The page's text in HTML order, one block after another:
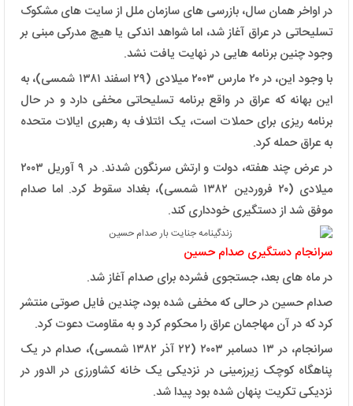
در اواخر همان سال، بازرسی های سازمان ملل از سایت های مشکوک
تسلیحاتی در عراق آغاز شد، اما شواهد اندکی یا هیچ مدرکی مبنی بر
وجود چنین برنامه هایی در نهایت یافت نشد.
با وجود این، در ۲۰ مارس ۲۰۰۳ میلادی (۲۹ اسفند ۱۳۸۱ شمسی)، به
این بهانه که عراق در واقع برنامه تسلیحاتی مخفی دارد و در حال
برنامه ریزی برای حملات است، یک ائتلاف به رهبری ایالات متحده
به عراق حمله کرد.
در عرض چند هفته، دولت و ارتش سرنگون شدند. در ۹ آوریل ۲۰۰۳
میلادی (۲۰ فروردین ۱۳۸۲ شمسی)، بغداد سقوط کرد. اما صدام
موفق شد از دستگیری خودداری کند.
سرانجام دستگیری صدام حسین
در ماه های بعد، جستجوی فشرده برای صدام آغاز شد.
صدام حسین در حالی که مخفی شده بود، چندین فایل صوتی منتشر
کرد که در آن مهاجمان عراق را محکوم کرد و به مقاومت دعوت کرد.
سرانجام، در ۱۳ دسامبر ۲۰۰۳ (۲۲ آذر ۱۳۸۲ شمسی)، صدام در یک
پناهگاه کوچک زیرزمینی در نزدیکی یک خانه کشاورزی در الدور در
نزدیکی تکریت پنهان شده بود پیدا شد.